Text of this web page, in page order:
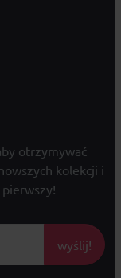
otrzymywać
kolekcji i
wyślij!